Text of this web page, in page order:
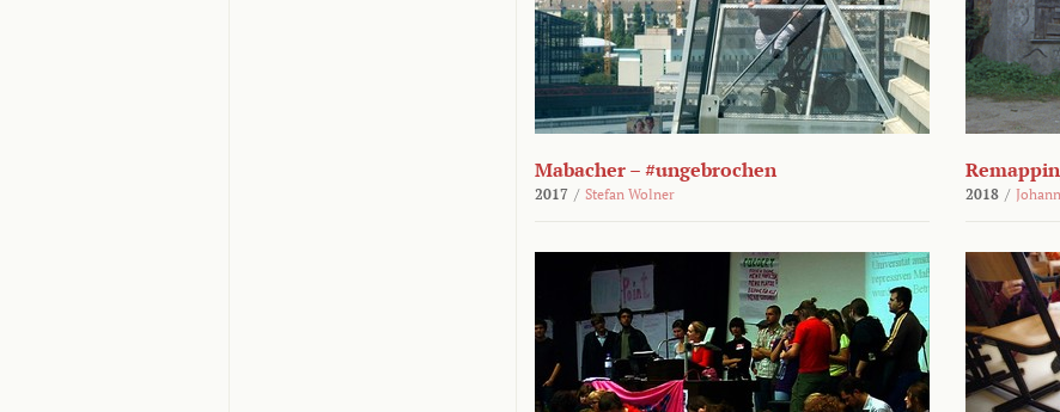
Mabacher – #ungebrochen
2017 / Stefan Wolner 2018 /